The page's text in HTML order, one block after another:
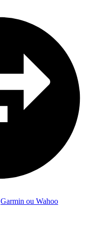
Garmin ou Wahoo